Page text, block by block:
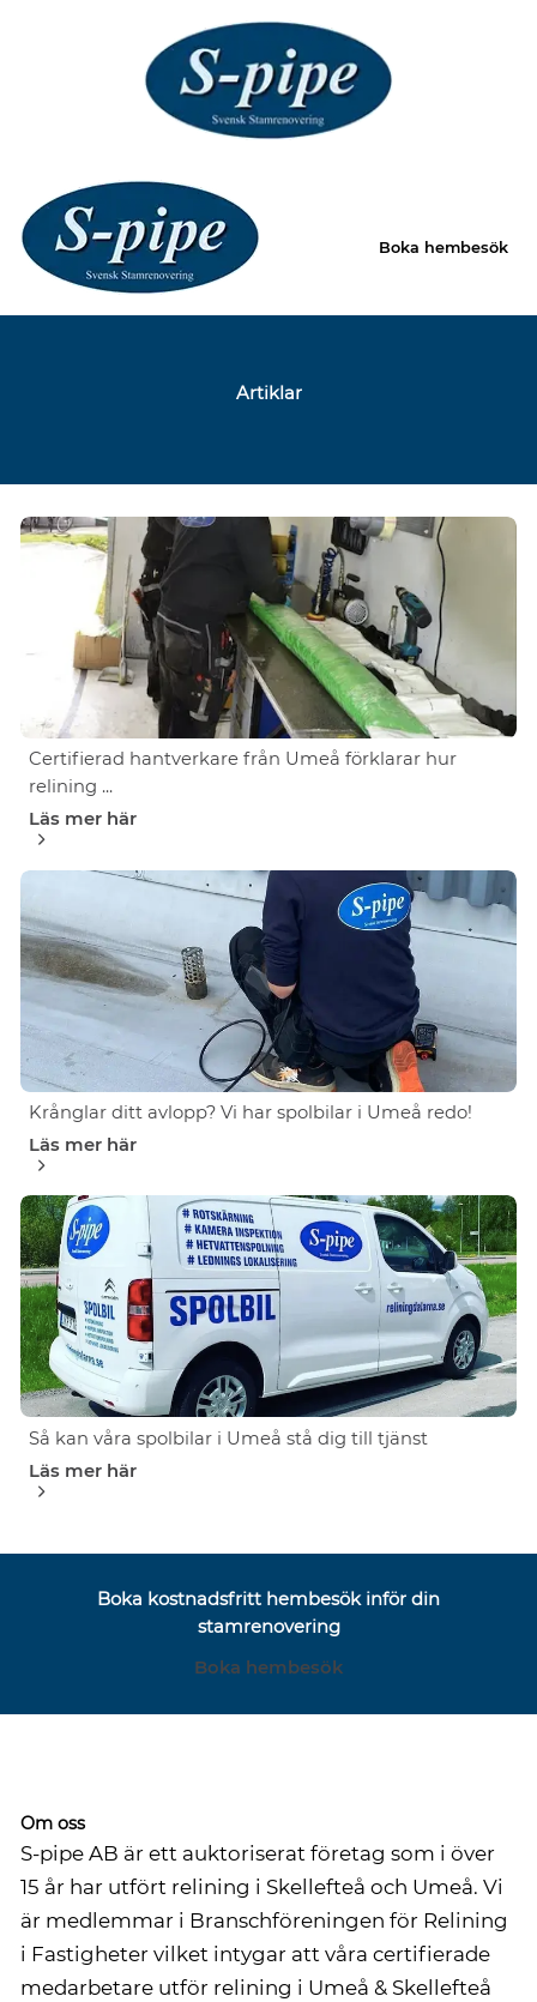
Boka hembesök
Artiklar
Certifierad hantverkare från Umeå förklarar hur
relining ...
Läs mer här
Krånglar ditt avlopp? Vi har spolbilar i Umeå redo!
Läs mer här
Så kan våra spolbilar i Umeå stå dig till tjänst
Läs mer här
Boka kostnadsfritt hembesök inför din
stamrenovering
Boka hembesök
Om oss
S-pipe AB är ett auktoriserat företag som i över
15 år har utfört relining i Skellefteå och Umeå. Vi
är medlemmar i Branschföreningen för Relining
i Fastigheter vilket intygar att våra certifierade
medarbetare utför relining i Umeå & Skellefteå